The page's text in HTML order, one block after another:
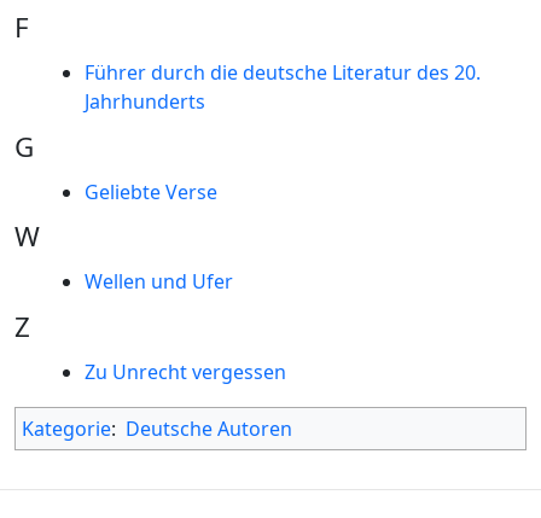
F
Führer durch die deutsche Literatur des 20.
Jahrhunderts
G
Geliebte Verse
W
Wellen und Ufer
Z
Zu Unrecht vergessen
Kategorie: Deutsche Autoren